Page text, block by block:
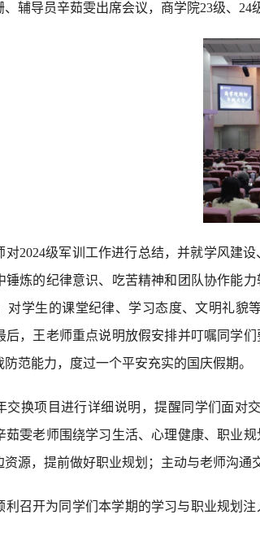
辅导员辛茹雯出席会议，商学院23级、24
对2024级军训工作进行总结，并就学风建
锤炼的纪律意识、吃苦精神和团队协作能
对学生的课堂纪律、学习态度、文明礼
后，王老师重点说明放假安排并叮嘱同学
范能力，度过一个平安充实的国庆假期。
交换项目进行详细说明，提醒同学们面
茹雯老师围绕学习生活、心理健康、职业
源，提前做好职业规划；主动与老师沟通
利召开为同学们本学期的学习与职业规划